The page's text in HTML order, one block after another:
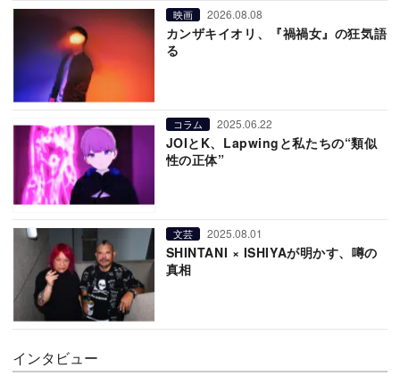
映画 2026.08.08
カンザキイオリ、『禍禍女』の狂気語
る
コラム 2025.06.22
JOIとK、Lapwingと私たちの“類似
性の正体”
文芸 2025.08.01
SHINTANI × ISHIYAが明かす、噂の
真相
インタビュー